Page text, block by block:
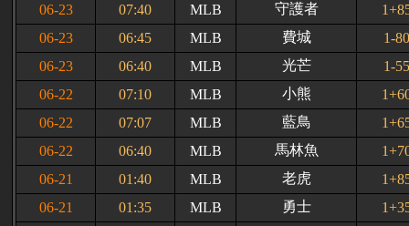
06-23
07:40 MLB 守護者
06-23
06:45 MLB 費城
1-80
06-23
06:40 MLB 光芒
1-55
06-22
07:10 MLB 小熊
06-22
07:07 MLB 藍鳥
06-22
06:40 MLB 馬林魚
06-21
01:40 MLB 老虎
06-21
01:35 MLB 勇士